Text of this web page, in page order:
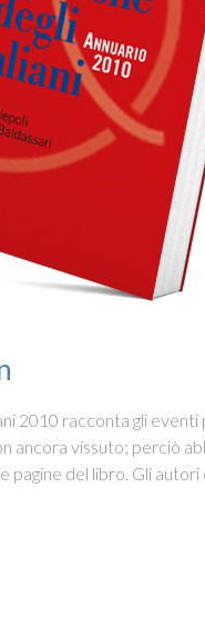
2010 racconta gli
ancora vissuto; perciò
pagine del libro. Gli